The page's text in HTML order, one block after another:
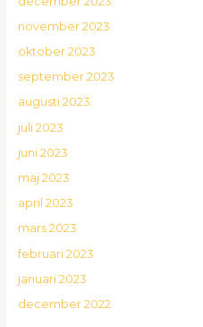
november 2023
oktober 2023
september 2023
augusti 2023
juli 2023
juni 2023
maj 2023
april 2023
mars 2023
februari 2023
januari 2023
december 2022